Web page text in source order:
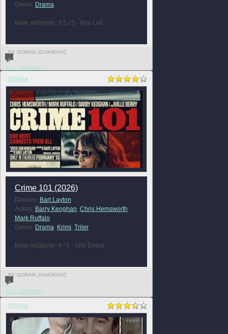
Genre: Drama
Moje mišljenje: 3.5 / 5 - Nije Loš
BY GORAN JOVANOVIĆ
0
FULL REVIEW »
DRAMA
Crime 101 (2026)
Director: Bart Layton
Actors: Barry Keoghan, Chris Hemsworth,
Mark Ruffalo
Genre: Drama, Krimi, Triler
Moje mišljenje: 4 / 5 - Vrlo Dobar
BY GORAN JOVANOVIĆ
0
FULL REVIEW »
DRAMA